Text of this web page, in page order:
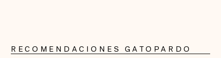
RECOMENDACIONES GATOPARDO